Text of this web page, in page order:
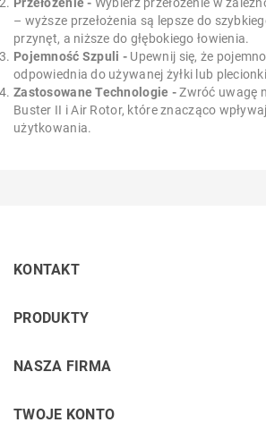
– wyższe przełożenia są lepsze do
przynęt, a niższe do głębokiego łowienia.
Pojemność Szpuli - Upewnij się, że
odpowiednia do używanej żyłki lub
Zastosowane Technologie -Zwróć uwagę
Buster II i Air Rotor, które znacząco
użytkowania.
KONTAKT
PRODUKTY
NASZA FIRMA
TWOJE KONTO